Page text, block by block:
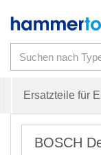
Ersatzteile für
BOSCH